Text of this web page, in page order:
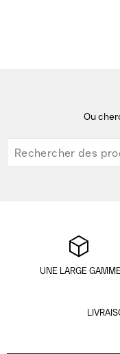
Ou
UNE LARGE GAMME